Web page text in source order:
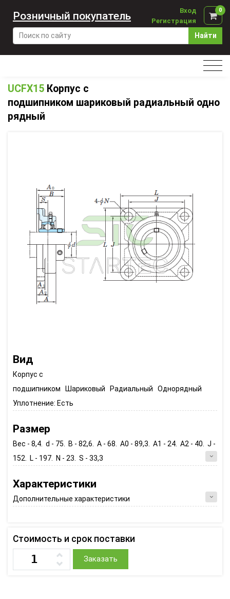
Найти
Вход
Регистрация
0
Розничный покупатель
UCFX15 Корпус с
подшипником шариковый радиальный одно
рядный
Вид
Корпус с
подшипником Шариковый Радиальный Однорядный
Уплотнение: Есть
Размер
Вес - 8,4. d - 75. B - 82,6. A - 68. A0 - 89,3. A1 - 24. A2 - 40. J -
152. L - 197. N - 23. S - 33,3
Характеристики
Дополнительные характеристики
Стоимость и срок поставки
Заказать